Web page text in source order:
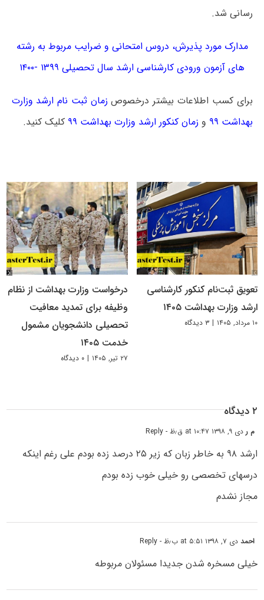
رسانی شد.
مدارک مورد پذیرش، دروس امتحانی و ضرایب مربوط به رشته
ھای آزمون ورودی کارشناسی ارشد سال تحصیلی ۱۳۹۹ -۱۴۰۰
برای کسب اطلاعات بیشتر درخصوص زمان ثبت نام ارشد وزارت
بهداشت ۹۹
و زمان کنکور ارشد وزارت بهداشت ۹۹ کلیک کنید.
تعویق ثبت‌نام کنکور کارشناسی
ارشد وزارت بهداشت ۱۴۰۵
۱۰ مرداد, ۱۴۰۵ | ۳ دیدگاه
درخواست وزارت بهداشت از نظام
وظیفه برای تمدید معافیت
تحصیلی دانشجویان مشمول
خدمت ۱۴۰۵
۲۷ تیر, ۱۴۰۵ | ۰ دیدگاه
۲ دیدگاه
م ر دی ۹, ۱۳۹۸ at ۱۰:۴۷ ق٫ظ - Reply
ارشد ۹۸ به خاطر زبان که زیر ۲۵ درصد زده بودم علی رغم اینکه
درسهای تخصصی رو خیلی خوب زده بودم
مجاز نشدم
احمددی ۷, ۱۳۹۸ at ۵:۵۱ ب٫ظ - Reply
خیلی مسخره شدن جدیدا مسئولان مربوطه